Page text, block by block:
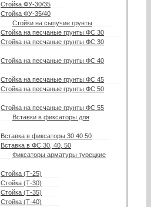
Стойка ФУ-30/35
Стойка ФУ-35/40
Стойки на сыпучие грунты
Стойка на песчаные грунты ФС 30
Стойка на песчаные грунты ФС 30
Стойка на песчаные грунты ФС 40
Стойка на песчаные грунты ФС 45
Стойка на песчаные грунты ФС 50
Стойка на песчаные грунты ФС 55
Вставки в фиксаторы для
Вставка в фиксаторы 30 40 50
Вставка в ФС 30, 40, 50
Фиксаторы арматуры турецкие
Стойка (Т-25)
Стойка (Т-30)
Стойка (Т-35)
Стойка (Т-40)